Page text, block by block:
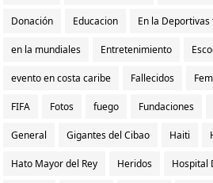
Donación Educacion En la
en la mundiales Entretenimiento
evento en costa caribe Fallecidos
FIFA Fotos fuego Fundaciones
General Gigantes del Cibao Haiti
Hato Mayor del Rey Heridos Hospital